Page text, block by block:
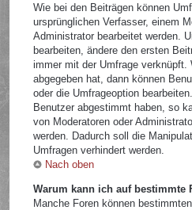
Wie bei den Beiträgen können
ursprünglichen Verfasser, einem
Administrator bearbeitet werden.
bearbeiten, ändere den ersten
immer mit der Umfrage verknüpft.
abgegeben hat, dann können
oder die Umfrageoption
Benutzer abgestimmt haben, so
von Moderatoren oder
werden. Dadurch soll die
Umfragen verhindert werden.
Nach oben
Warum kann ich auf bestimmte
Manche Foren können